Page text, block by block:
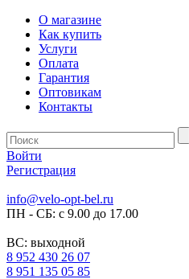
О магазине
Как купить
Услуги
Оплата
Гарантия
Оптовикам
Контакты
Войти
Регистрация
info@velo-opt-bel.ru
ПН - СБ: с 9.00 до 17.00
ВС: выходной
8 952 430 26 07
8 951 135 05 85